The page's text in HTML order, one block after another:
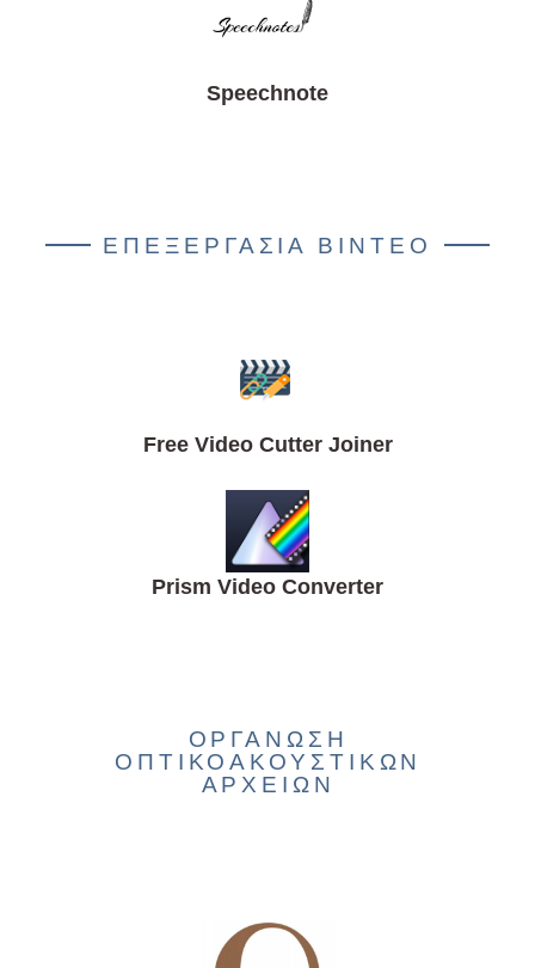
Speechnote
ΕΠΕΞΕΡΓΑΣΙΑ ΒΙΝΤΕΟ
Free Video Cutter Joiner
Prism Video Converter
ΟΡΓΑΝΩΣΗ
ΟΠΤΙΚΟΑΚΟΥΣΤΙΚΩΝ
ΑΡΧΕΙΩΝ